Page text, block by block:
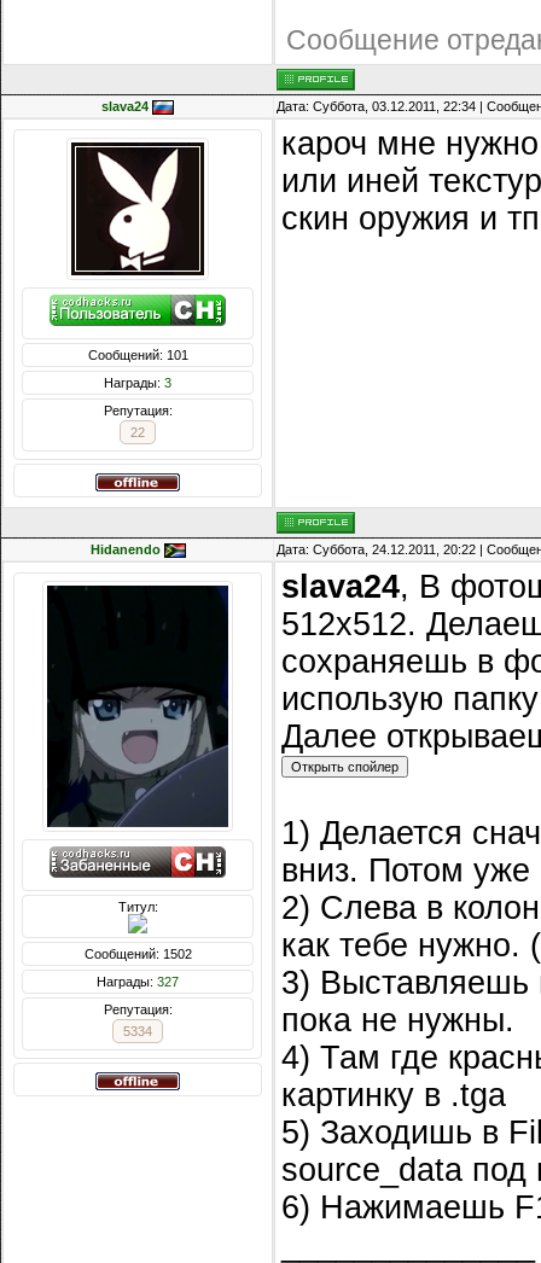
Сообщение
slava24 Дата: Суббота, 03.12.2011, 22:34 |
Сообщений: 101
Награды: 3
Репутация:
22
кароч мне
или иней
скин оружия и
Hidanendo Дата: Суббота, 24.12.2011, 20:22 |
Титул:
Сообщений: 1502
Награды: 327
Репутация:
5334
slava24, В
512х512.
сохраняешь в
использую
Далее
1) Делается
вниз. Потом уже
2) Слева в
как тебе нужно.
3) Выставляешь
пока не нужны.
4) Там где
картинку в .tga
5) Заходишь в
source_data под
6) Нажимаешь